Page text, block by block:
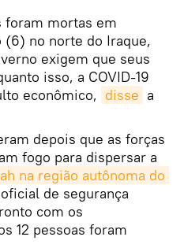
foram mortas em
no norte do Iraque,
exigem que seus
isso, a COVID-19
econômico, disse a
depois que as forças
fogo para dispersar a
na região autônoma do
de segurança
com os
12 pessoas foram